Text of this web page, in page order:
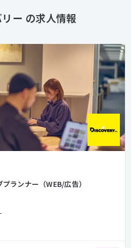
ものにすることがビジョンだ。
ー の求人情報
ランナー（WEB/広告）